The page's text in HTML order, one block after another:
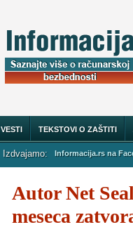
VESTI TEKSTOVI O ZAŠTITI
O NAMA
Izdvajamo: Informacija.rs na
Autor Net
meseca